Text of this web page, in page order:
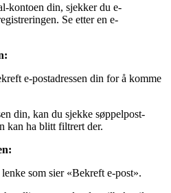
kontoen din, sjekker du e-
Se etter en e-
e-postadressen din for å komme
din, kan du sjekke søppelpost-
kan ha blitt filtrert der.
som sier «Bekreft e-post».